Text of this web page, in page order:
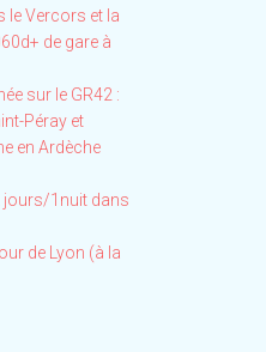
le Vercors et la
de gare à
sur le GR42 :
Péray et
en Ardèche
jours/1nuit dans
de Lyon (à la